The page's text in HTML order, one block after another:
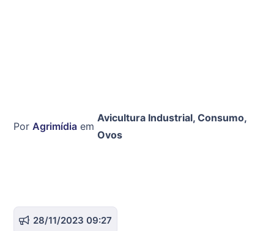
Por Agrimídia em
Avicultura Industrial, Consumo,
Ovos
28/11/2023 09:27